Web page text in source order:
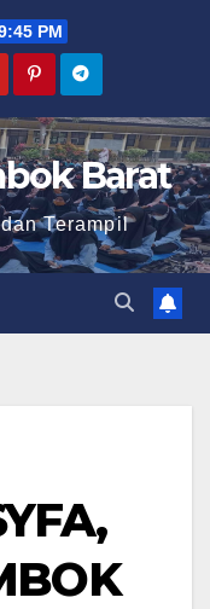
PM
Barat
Terampil